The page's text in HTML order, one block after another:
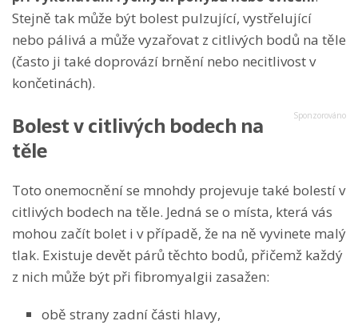
Stejně tak může být bolest pulzující, vystřelující
nebo pálivá a může vyzařovat z citlivých bodů na těle
(často ji také doprovází brnění nebo necitlivost v
končetinách).
Bolest v citlivých bodech na
těle
Toto onemocnění se mnohdy projevuje také bolestí v
citlivých bodech na těle. Jedná se o místa, která vás
mohou začít bolet i v případě, že na ně vyvinete malý
tlak. Existuje devět párů těchto bodů, přičemž každý
z nich může být při fibromyalgii zasažen:
obě strany zadní části hlavy,